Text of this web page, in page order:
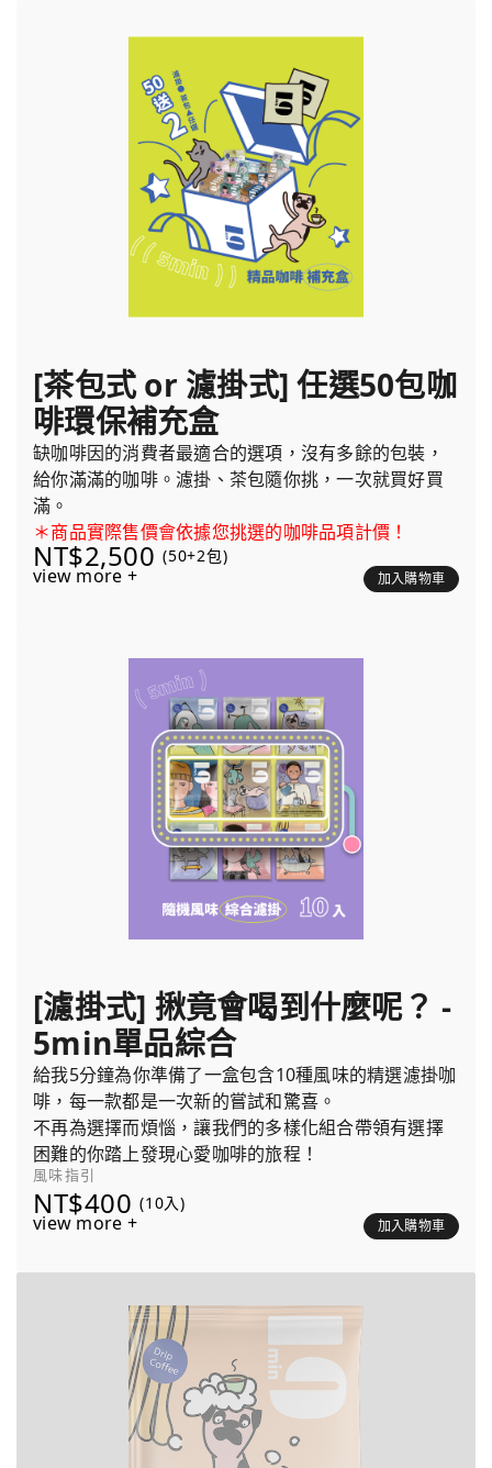
[茶包式 or 濾掛式] 任選50包咖
啡環保補充盒
缺咖啡因的消費者最適合的選項，沒有多餘的包裝，
給你滿滿的咖啡。濾掛、茶包隨你挑，一次就買好買
滿。
＊商品實際售價會依據您挑選的咖啡品項計價！
NT$2,500 (50+2包)
view more + 加入購物車
[濾掛式] 揪竟會喝到什麼呢？ -
5min單品綜合
給我5分鐘為你準備了一盒包含10種風味的精選濾掛咖
啡，每一款都是一次新的嘗試和驚喜。
不再為選擇而煩惱，讓我們的多樣化組合帶領有選擇
困難的你踏上發現心愛咖啡的旅程！
風味指引
NT$400 (10入)
view more + 加入購物車